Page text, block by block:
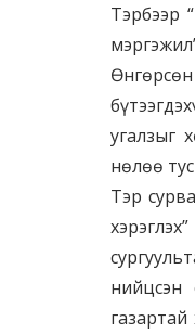
Тэрбээр
угалзыг
нөлөө
Тэр
нийцсэн